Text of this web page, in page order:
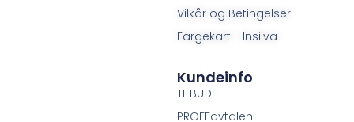
Vilkår og Betingelser
Fargekart - Insilva
Kundeinfo
TILBUD
PROFFavtalen